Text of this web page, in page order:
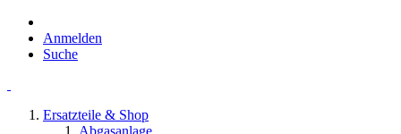
Anmelden
Suche
Ersatzteile & Shop
Abgasanlage